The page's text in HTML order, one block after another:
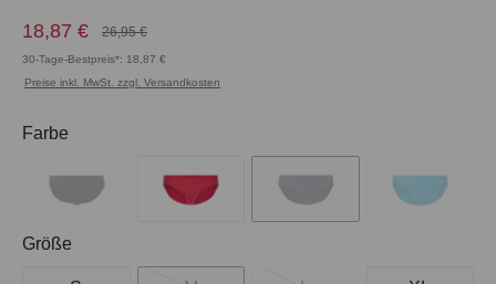
18,87 € 26,95 €
30-Tage-Bestpreis*: 18,87 €
Preise inkl. MwSt. zzgl. Versandkosten
Farbe
Größe